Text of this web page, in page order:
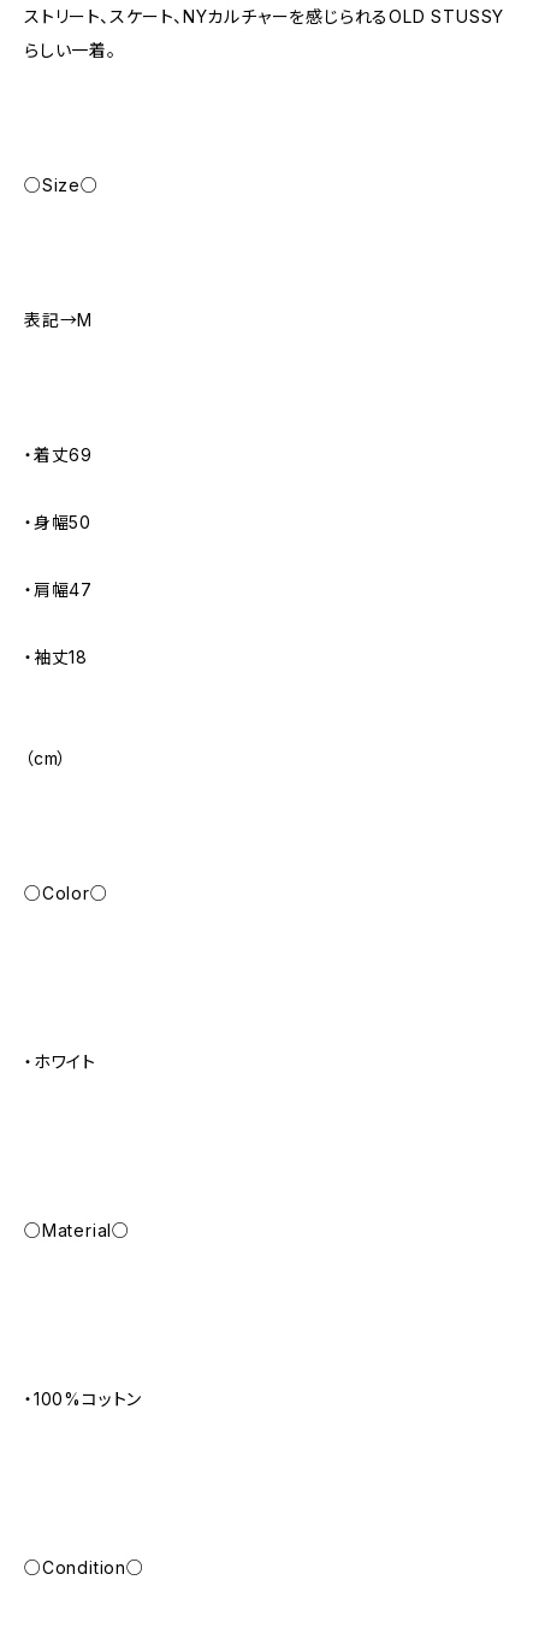
ストリート、スケート、NYカルチャーを感じられるOLD STUSSY
らしい一着。
○Size○
表記→M
・着丈69
・身幅50
・肩幅47
・袖丈18
（cm）
○Color○
・ホワイト
○Material○
・100%コットン
○Condition○